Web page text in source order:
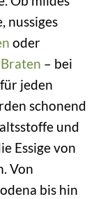
nussiges
oder
Braten – bei
jeden
schonend
und
Essige von
Von
bis hin